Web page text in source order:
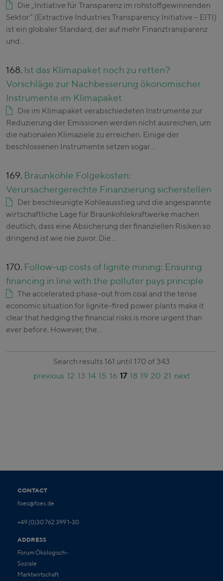
Die „Initiative für Transparenz im rohstoffgewinnenden
Sektor“ (Extractive Industries Transparency Initiative – EITI)
ist ein globaler Standard, der auf mehr Finanztransparenz
und…
168. Ist das Klimapaket noch zu retten?
Vorschläge zur Nachbesserung ökonomischer
Instrumente im Klimapaket
Die im Klimapaket verabschiedeten Instrumente zur
Reduzierung der Emissionen werden nicht ausreichen, um
die nationalen Klimaziele zu erreichen. Einige der
beschlossenen Instrumente setzen sogar…
169. Braunkohle Folgekosten:
Verursachergerechte Finanzierung sicherstellen
Der beschleunigte Kohleausstieg und die angespannte
wirtschaftliche Lage für Braunkohlekraftwerke machen
deutlich, dass eine Absicherung der finanziellen Risiken so
dringend ist wie nie zuvor. Die…
170. Follow-up costs of lignite mining: Ensuring
financing in line with the polluter pays principle
The accelerated phase-out from coal and the tense
economic situation for lignite-fired power plants make it
clear that hedging the financial risks is more urgent than
ever before. However, the…
Search results 161 until 170 of 343
previous 12 13 14 15 16 17 18 19 20 21 next
CONTACT
foes@foes.de
+49 (0)30 762 399 1-30
ADDRESS
Forum Ökologisch-
Soziale
Marktwirtschaft